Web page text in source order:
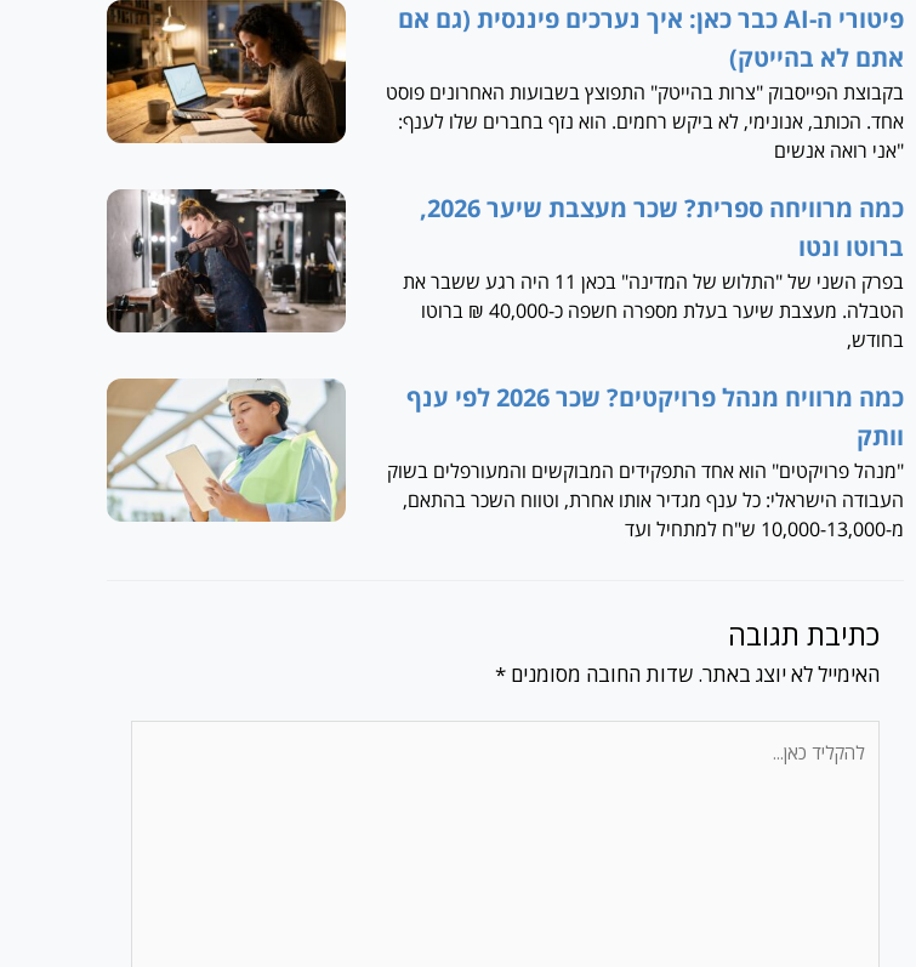
פיטורי ה-AI כבר כאן: איך נערכים פיננסית (גם אם
אתם לא בהייטק)
בקבוצת הפייסבוק "צרות בהייטק" התפוצץ בשבועות האחרונים פוסט
אחד. הכותב, אנונימי, לא ביקש רחמים. הוא נזף בחברים שלו לענף:
"אני רואה אנשים
כמה מרוויחה ספרית? שכר מעצבת שיער 2026,
ברוטו ונטו
בפרק השני של "התלוש של המדינה" בכאן 11 היה רגע ששבר את
הטבלה. מעצבת שיער בעלת מספרה חשפה כ-40,000 ₪ ברוטו
בחודש,
כמה מרוויח מנהל פרויקטים? שכר 2026 לפי ענף
וותק
"מנהל פרויקטים" הוא אחד התפקידים המבוקשים והמעורפלים בשוק
העבודה הישראלי: כל ענף מגדיר אותו אחרת, וטווח השכר בהתאם,
מ-10,000-13,000 ש"ח למתחיל ועד
כתיבת תגובה
האימייל לא יוצג באתר. שדות החובה מסומנים *
כאן...